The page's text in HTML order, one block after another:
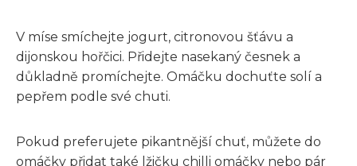
V míse smíchejte jogurt, citronovou šťávu a
dijonskou hořčici. Přidejte nasekaný česnek a
důkladně promíchejte. Omáčku dochuťte solí a
pepřem podle své chuti.
Pokud preferujete pikantnější chuť, můžete do
omáčky přidat také lžičku chilli omáčky nebo pár